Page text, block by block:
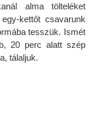
alma tölteléket
kettőt csavarunk
tesszük. Ismét
20 perc alatt szép
tálaljuk.